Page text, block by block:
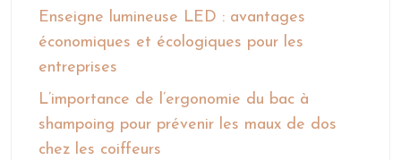
Enseigne lumineuse LED : avantages
économiques et écologiques pour les
entreprises
L’importance de l’ergonomie du bac à
shampoing pour prévenir les maux de dos
chez les coiffeurs